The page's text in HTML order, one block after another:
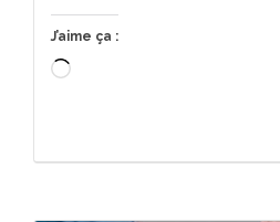
J’aime ça :
Chargement…